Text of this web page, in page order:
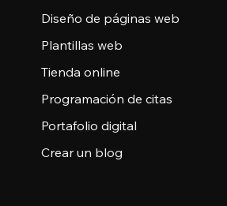
Diseño de páginas web
Plantillas web
Tienda online
Programación de citas
Portafolio digital
Crear un blog